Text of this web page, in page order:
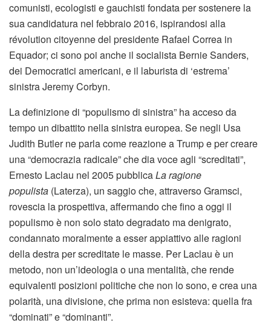
comunisti, ecologisti e gauchisti fondata per sostenere la
sua candidatura nel febbraio 2016, ispirandosi alla
révolution citoyenne del presidente Rafael Correa in
Equador; ci sono poi anche il socialista Bernie Sanders,
dei Democratici americani, e il laburista di ‘estrema’
sinistra Jeremy Corbyn.
La definizione di “populismo di sinistra” ha acceso da
tempo un dibattito nella sinistra europea. Se negli Usa
Judith Butler ne parla come reazione a Trump e per creare
una “democrazia radicale” che dia voce agli “screditati”,
Ernesto Laclau nel 2005 pubblicaLa ragione
populista (Laterza), un saggio che, attraverso Gramsci,
rovescia la prospettiva, affermando che fino a oggi il
populismo è non solo stato degradato ma denigrato,
condannato moralmente a esser appiattivo alle ragioni
della destra per screditate le masse. Per Laclau è un
metodo, non un’ideologia o una mentalità, che rende
equivalenti posizioni politiche che non lo sono, e crea una
polarità, una divisione, che prima non esisteva: quella fra
“dominati” e “dominanti”.